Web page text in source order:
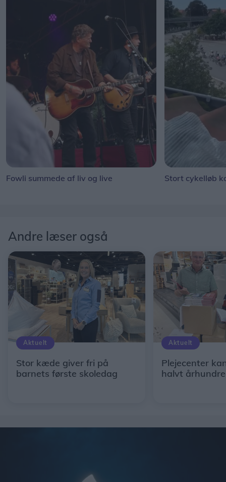
Fowli summede af liv og live Stort cykelløb
Andre læser også
Aktuelt
Stor kæde giver fri på
barnets første skoledag
Aktuelt
Plejecenter
halvt